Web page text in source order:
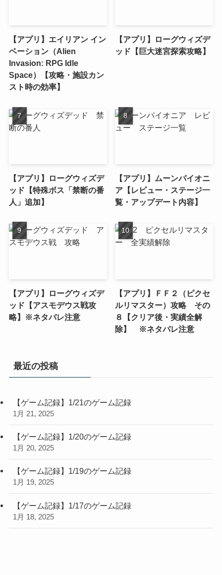
【アプリ】エイリアン イン
ベーション（Alien
Invasion: RPG Idle
Space）【攻略・施設カン
スト時の効率】
【アプリ】ローグウィズデ
ッド【巨大迷宮探索攻略】
【アプリ】ローグウィズデ
ッド【特殊ボス「禁断の番
人」追加】
【アプリ】ムーンパイオニ
ア【レビュー・ステージ一
覧・アップデート内容】
【アプリ】ローグウィズデ
ッド【アスモデウス戦攻
略】※ネタバレ注意
【アプリ】ＦＦ２（ピクセ
ルリマスター）攻略 その
８【クリア後・実績全解
除】 ※ネタバレ注意
最近の投稿
【ゲーム記録】1/21のゲーム記録
1月 21, 2025
【ゲーム記録】1/20のゲーム記録
1月 20, 2025
【ゲーム記録】1/19のゲーム記録
1月 19, 2025
【ゲーム記録】1/17のゲーム記録
1月 18, 2025